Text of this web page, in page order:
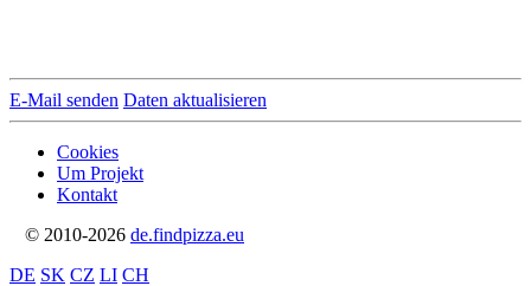
E-Mail senden Daten aktualisieren
Cookies
Um Projekt
Kontakt
© 2010-2026 de.findpizza.eu
DE SK CZ LI CH